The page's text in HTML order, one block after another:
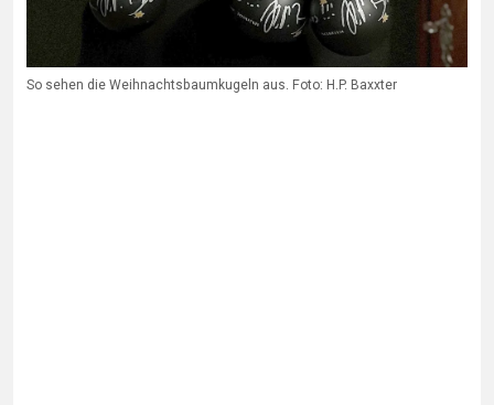
So sehen die Weihnachtsbaumkugeln aus. Foto: H.P. Baxxter